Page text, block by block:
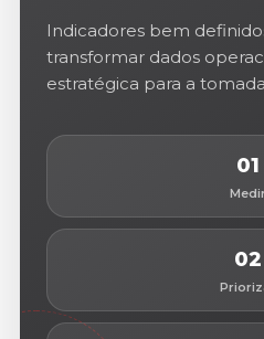
Indicadores bem
transformar dados
estratégica para a
01
Medir
02